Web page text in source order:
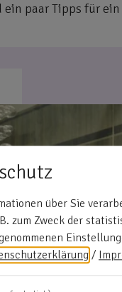
paar Tipps für
über Sie
zum Zweck der
/